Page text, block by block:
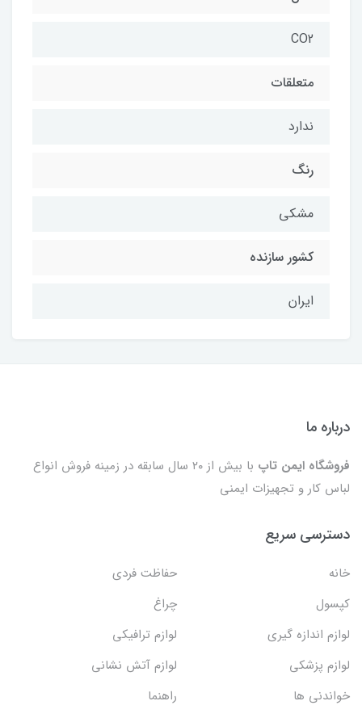
CO2
متعلقات
ندارد
رنگ
مشکی
کشور سازنده
ایران
درباره ما
فروشگاه ایمن تاپ
با بیش از ۲۰ سال سابقه در زمینه فروش انواع
لباس کار و تجهیزات ایمنی
دسترسی سریع
خانه
حفاظت فردی
کپسول
چراغ
لوازم اندازه گیری
لوازم ترافیکی
لوازم پزشکی
لوازم آتش نشانی
خواندنی ها
راهنما